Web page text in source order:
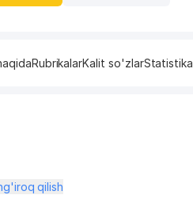
RubrikalarKalit so'zlarStatistika
qilish